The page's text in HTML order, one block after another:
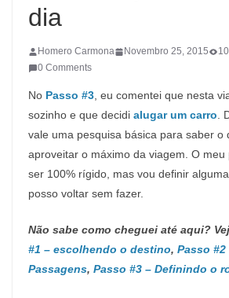
dia
Homero Carmona Novembro 25, 2015
0 Comments
No Passo #3 , eu comentei que nesta
sozinho e que decidi alugar um carro .
vale uma pesquisa básica para saber o
aproveitar o máximo da viagem. O
ser 100% rígido, mas vou definir
posso voltar sem fazer.
Não sabe como cheguei até aqui?
#1 – escolhendo o destino, Passo #2
Passagens, Passo #3 – Definindo o